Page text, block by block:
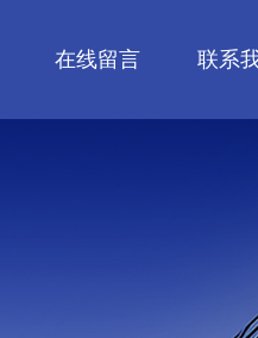
在线留言 联系